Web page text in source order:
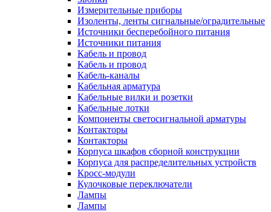
Измерительные приборы
Изоленты, ленты сигнальные/оградительные
Источники бесперебойного питания
Источники питания
Кабель и провод
Кабель и провод
Кабель-каналы
Кабельная арматура
Кабельные вилки и розетки
Кабельные лотки
Компоненты светосигнальной арматуры
Контакторы
Контакторы
Корпуса шкафов сборной конструкции
Корпуса для распределительных устройств
Кросс-модули
Кулочковые переключатели
Лампы
Лампы